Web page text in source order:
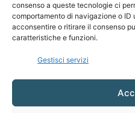
consenso a queste tecnologie ci
comportamento di navigazione o ID
acconsentire o ritirare il consenso
caratteristiche e funzioni.
Gestisci servizi